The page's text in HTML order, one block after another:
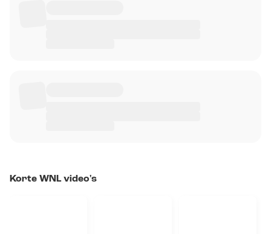
Korte WNL video's